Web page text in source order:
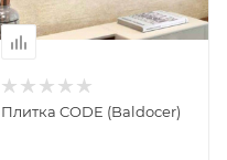
Плитка CODE (Baldocer)